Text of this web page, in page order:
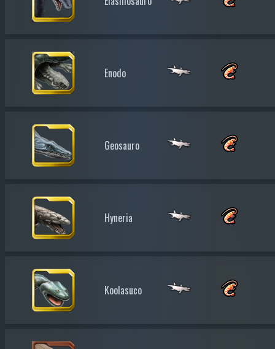
Enodo
Geosauro
Hyneria
Koolasuco